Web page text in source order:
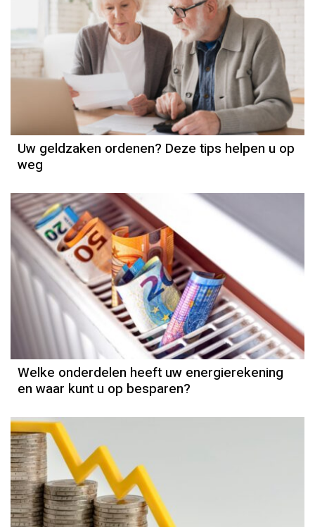
Uw geldzaken ordenen? Deze tips helpen u op
weg
Welke onderdelen heeft uw energierekening
en waar kunt u op besparen?